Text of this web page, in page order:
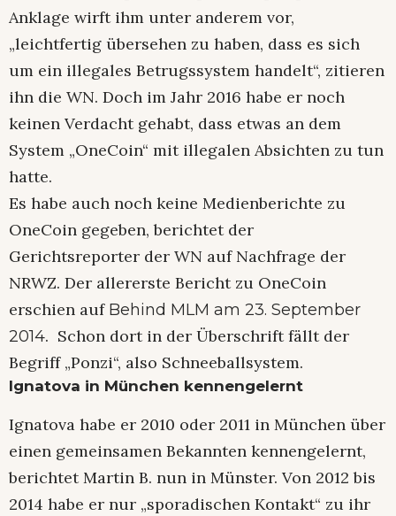
Anklage wirft ihm unter anderem vor,
„leichtfertig übersehen zu haben, dass es sich
um ein illegales Betrugssystem handelt“, zitieren
ihn die WN. Doch im Jahr 2016 habe er noch
keinen Verdacht gehabt, dass etwas an dem
System „OneCoin“ mit illegalen Absichten zu tun
hatte.
Es habe auch noch keine Medienberichte zu
OneCoin gegeben, berichtet der
Gerichtsreporter der WN auf Nachfrage der
NRWZ. Der allererste Bericht zu OneCoin
erschien auf Behind MLM am 23. September
2014. Schon dort in der Überschrift fällt der
Begriff „Ponzi“, also Schneeballsystem.
Ignatova in München kennengelernt
Ignatova habe er 2010 oder 2011 in München über
einen gemeinsamen Bekannten kennengelernt,
berichtet Martin B. nun in Münster. Von 2012 bis
2014 habe er nur „sporadischen Kontakt“ zu ihr